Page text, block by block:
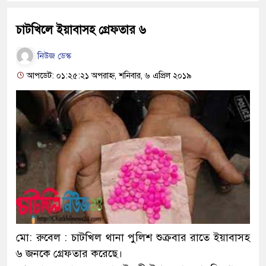
চাটখিলে ইয়াবাসহ গ্রেফতার ৬
নিউজ ডেস্ক
আপডেট: ০১:২৫:২১ অপরাহ্ন, শনিবার, ৬ এপ্রিল ২০১৯
মো: রুবেল : চাটখিল থানা পুলিশ শুক্রবার রাতে ইয়াবাসহ
৬ জনকে গ্রেফতার করেছে।